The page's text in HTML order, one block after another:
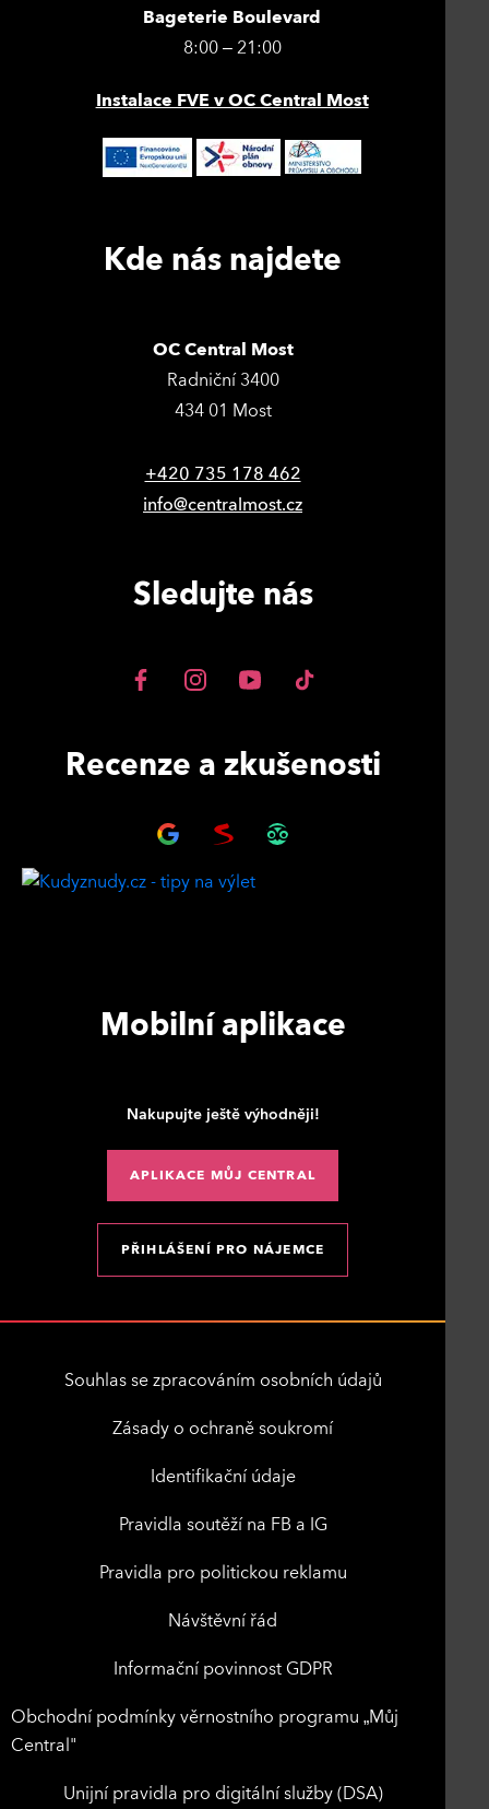
Bageterie Boulevard
8:00 – 21:00
Instalace FVE v OC Central Most
Kde nás najdete
OC Central Most
Radniční 3400
434 01 Most
+420 735 178 462
info@centralmost.cz
Sledujte nás
Recenze a zkušenosti
Mobilní aplikace
Nakupujte ještě výhodněji!
APLIKACE MŮJ CENTRAL
PŘIHLÁŠENÍ PRO NÁJEMCE
Souhlas se zpracováním osobních údajů
Zásady o ochraně soukromí
Identifikační údaje
Pravidla soutěží na FB a IG
Pravidla pro politickou reklamu
Návštěvní řád
Informační povinnost GDPR
Obchodní podmínky věrnostního programu „Můj
Central"
Unijní pravidla pro digitální služby (DSA)